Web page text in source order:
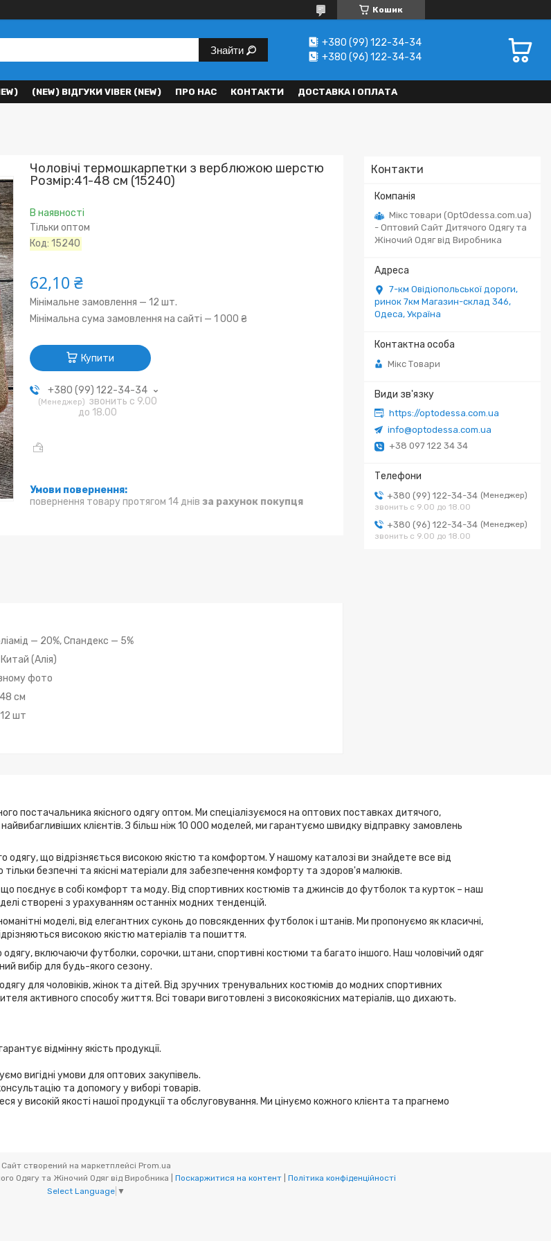
Кошик
Знайти
+380 (99) 122-34-34
+380 (96) 122-34-34
(NEW) ВІДГУКИ VIBER (NEW) ПРО НАС КОНТАКТИ ДОСТАВКА І ОПЛАТА
Контакти
Мікс товари (OptOdessa.com.ua)
- Оптовий Сайт Дитячого Одягу та
Жіночий Одяг від Виробника
7-км Овідіопольської дороги,
ринок 7км Магазин-склад 346,
Одеса, Україна
Мікс Товари
https://optodessa.com.ua
info@optodessa.com.ua
+38 097 122 34 34
+380 (99) 122-34-34
Менеджер
звонить с 9.00 до 18.00
+380 (96) 122-34-34
Менеджер
звонить с 9.00 до 18.00
Чоловічі термошкарпетки з верблюжою шерстю
Розмір:41-48 см (15240)
В наявності
Тільки оптом
Код:15240
62,10 ₴
Мінімальне замовлення — 12 шт.
Мінімальна сума замовлення на сайті — 1 000 ₴
Купити
+380 (99) 122-34-34
Менеджер
звонить с 9.00
до 18.00
повернення товару протягом 14 днів за рахунок покупця
— 20%, Спандекс — 5%
(Алія)
фото
см
шт
постачальника якісного одягу оптом. Ми спеціалізуємося на оптових поставках дитячого,
клієнтів. З більш ніж 10 000 моделей, ми гарантуємо швидку відправку замовлень
що відрізняється високою якістю та комфортом. У нашому каталозі ви знайдете все від
безпечні та якісні матеріали для забезпечення комфорту та здоров'я малюків.
що поєднує в собі комфорт та моду. Від спортивних костюмів та джинсів до футболок та курток – наш
створені з урахуванням останніх модних тенденцій.
моделі, від елегантних суконь до повсякденних футболок і штанів. Ми пропонуємо як класичні,
високою якістю матеріалів та пошиття.
одягу, включаючи футболки, сорочки, штани, спортивні костюми та багато іншого. Наш чоловічий одяг
вибір для будь-якого сезону.
для чоловіків, жінок та дітей. Від зручних тренувальних костюмів до модних спортивних
активного способу життя. Всі товари виготовлені з високоякісних матеріалів, що дихають.
відмінну якість продукції.
вигідні умови для оптових закупівель.
та допомогу у виборі товарів.
у високій якості нашої продукції та обслуговування. Ми цінуємо кожного клієнта та прагнемо
Сайт створений на маркетплейсі Prom.ua
Поскаржитися на контент
Політика конфіденційності
Select Language ▼